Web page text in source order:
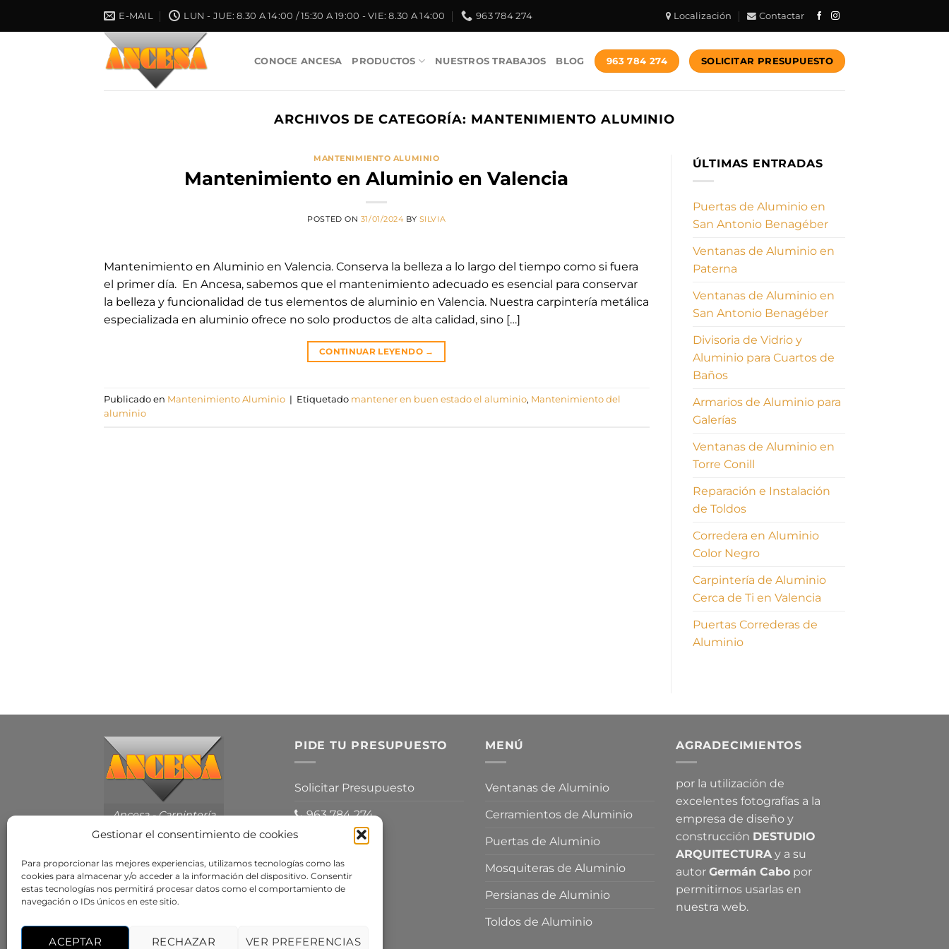
Gestionar el consentimiento de cookies
Para proporcionar las mejores experiencias, utilizamos tecnologías como las
cookies para almacenar y/o acceder a la información del dispositivo. Consentir
estas tecnologías nos permitirá procesar datos como el comportamiento de
navegación o IDs únicos en este sitio.
ACEPTAR RECHAZAR VER PREFERENCIAS
E-MAIL LUN - JUE: 8.30 A 14:00 / 15:30 A 19:00 - VIE: 8.30 A 14:00 963 784 274 Localización Contactar
CONOCE ANCESA PRODUCTOS NUESTROS TRABAJOS BLOG 963 784 274 SOLICITAR PRESUPUESTO
ARCHIVOS DE CATEGORÍA: MANTENIMIENTO ALUMINIO
MANTENIMIENTO ALUMINIO
Mantenimiento en Aluminio en Valencia
POSTED ON 31/01/2024 BY SILVIA
Mantenimiento en Aluminio en Valencia. Conserva la belleza a lo largo del tiempo como si fuera
el primer día. En Ancesa, sabemos que el mantenimiento adecuado es esencial para conservar
la belleza y funcionalidad de tus elementos de aluminio en Valencia. Nuestra carpintería metálica
especializada en aluminio ofrece no solo productos de alta calidad, sino […]
CONTINUAR LEYENDO →
Publicado en Mantenimiento Aluminio | Etiquetado mantener en buen estado el aluminio, Mantenimiento del
aluminio
ÚLTIMAS ENTRADAS
Puertas de Aluminio en
San Antonio Benagéber
Ventanas de Aluminio en
Paterna
Ventanas de Aluminio en
San Antonio Benagéber
Divisoria de Vidrio y
Aluminio para Cuartos de
Baños
Armarios de Aluminio para
Galerías
Ventanas de Aluminio en
Torre Conill
Reparación e Instalación
de Toldos
Corredera en Aluminio
Color Negro
Carpintería de Aluminio
Cerca de Ti en Valencia
Puertas Correderas de
Aluminio
Ancesa - Carpintería
de Aluminio en
PIDE TU PRESUPUESTO
Solicitar Presupuesto
963 784 274
MENÚ
Ventanas de Aluminio
Cerramientos de Aluminio
Puertas de Aluminio
Mosquiteras de Aluminio
Persianas de Aluminio
Toldos de Aluminio
AGRADECIMIENTOS
por la utilización de
excelentes fotografías a la
empresa de diseño y
construcción DESTUDIO
ARQUITECTURA y a su
autor Germán Cabo por
permitirnos usarlas en
nuestra web.